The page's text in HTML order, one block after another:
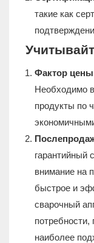
такие как
Фактор цены
Необходимо
продукты по
гарантийный
внимание на
быстрое и
сварочный
наиболее